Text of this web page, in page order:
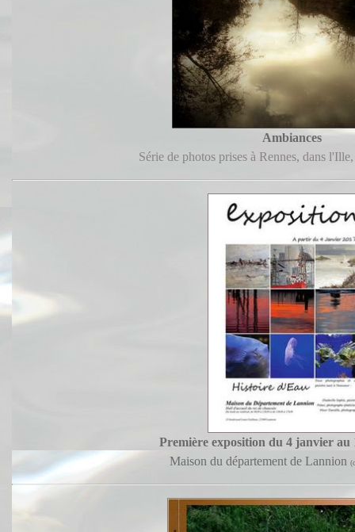
Ambiances
Série de photos prises à Rennes, dans
Première exposition du 4 janvier au
Maison du département de Lannion